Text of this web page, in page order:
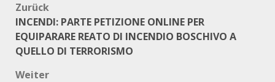
Beitragsnavigation
Zurück
INCENDI: PARTE PETIZIONE ONLINE PER
EQUIPARARE REATO DI INCENDIO BOSCHIVO A
QUELLO DI TERRORISMO
Weiter